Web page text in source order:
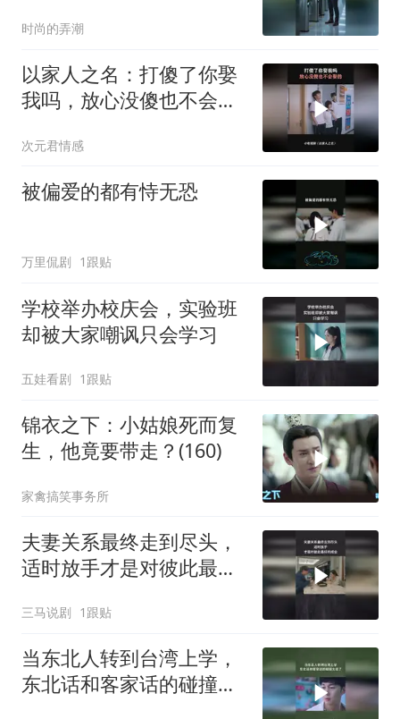
时尚的弄潮
以家人之名：打傻了你娶
我吗，放心没傻也不会娶
次元君情感
被偏爱的都有恃无恐
万里侃剧 1跟贴
学校举办校庆会，实验班
却被大家嘲讽只会学习
五娃看剧 1跟贴
锦衣之下：小姑娘死而复
生，他竟要带走？(160)
家禽搞笑事务所
夫妻关系最终走到尽头，
适时放手才是对彼此最好
三马说剧 1跟贴
当东北人转到台湾上学，
东北话和客家话的碰撞太